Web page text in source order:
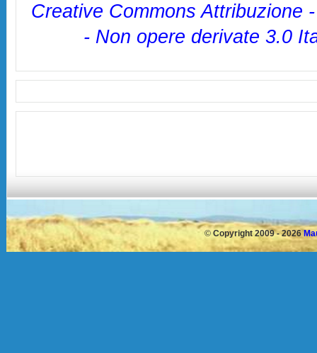
Creative Commons Attribuzione
- Non opere derivate 3.0
© Copyright 2009 - 2026